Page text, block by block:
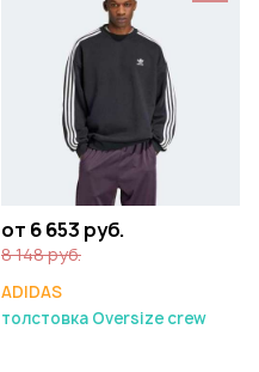
от 6 653 руб.
8 148 руб.
ADIDAS
толстовка Oversize crew